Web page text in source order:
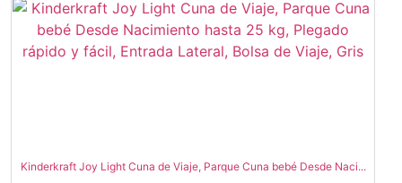
Kinderkraft Joy Light Cuna de Viaje, Parque Cuna bebé Desde Naci...